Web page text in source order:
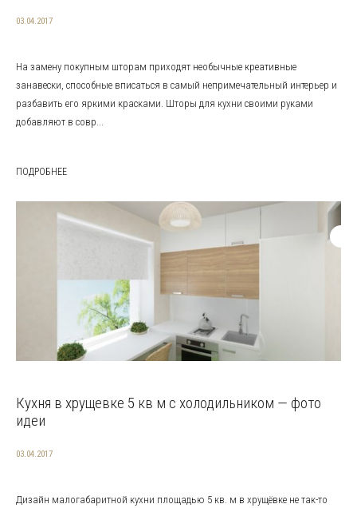
03.04.2017
На замену покупным шторам приходят необычные креативные
занавески, способные вписаться в самый непримечательный интерьер и
разбавить его яркими красками. Шторы для кухни своими руками
добавляют в совр...
ПОДРОБНЕЕ
Кухня в хрущевке 5 кв м с холодильником — фото
идеи
03.04.2017
Дизайн малогабаритной кухни площадью 5 кв. м в хрущёвке не так-то